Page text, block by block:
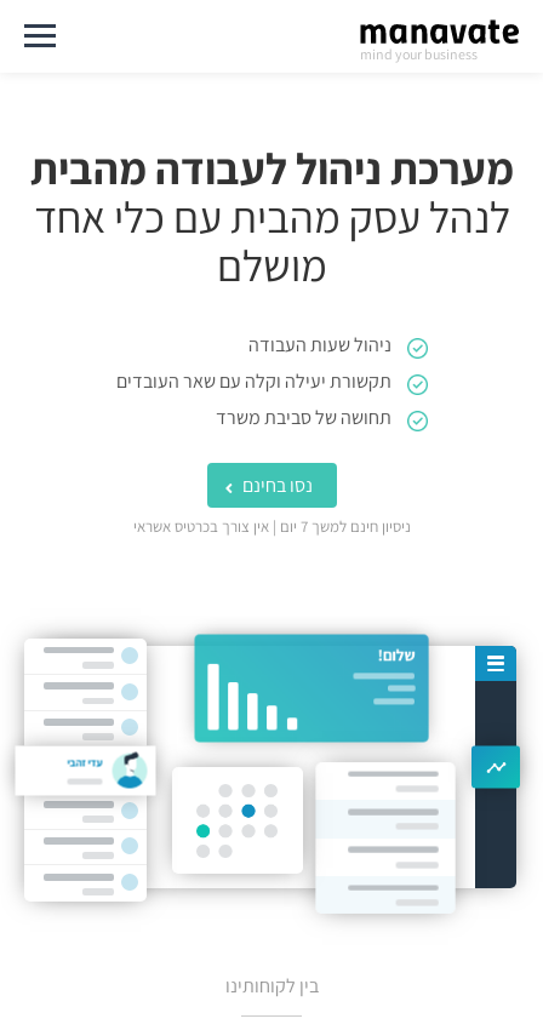
mind your business
מערכת ניהול לעבודה מהבית
לנהל עסק מהבית עם כלי אחד
מושלם
ניהול שעות העבודה
תקשורת יעילה וקלה עם שאר העובדים
תחושה של סביבת משרד
נסו בחינם
ניסיון חינם למשך 7 יום | אין צורך בכרטיס אשראי
עדי זהבי
בין לקוחותינו